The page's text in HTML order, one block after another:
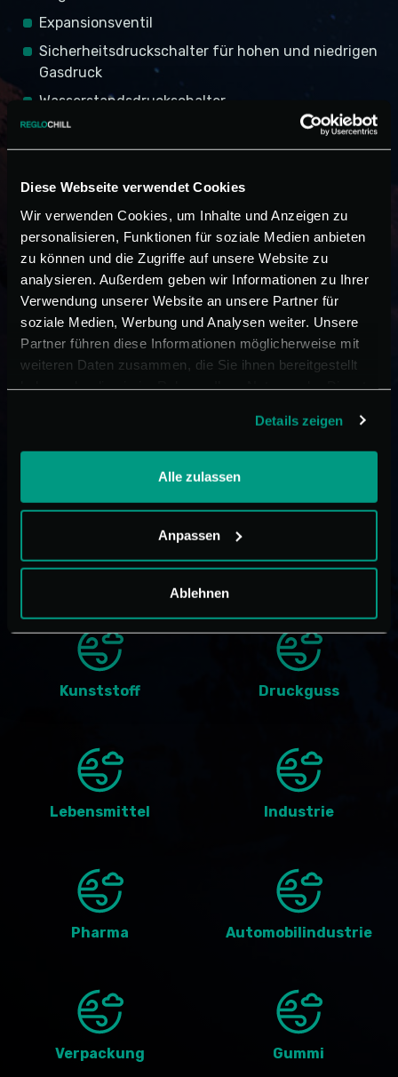
Diese Webseite verwendet Cookies
Wir verwenden Cookies, um Inhalte und Anzeigen zu
personalisieren, Funktionen für soziale Medien anbieten
zu können und die Zugriffe auf unsere Website zu
analysieren. Außerdem geben wir Informationen zu Ihrer
Verwendung unserer Website an unsere Partner für
soziale Medien, Werbung und Analysen weiter. Unsere
Partner führen diese Informationen möglicherweise mit
weiteren Daten zusammen, die Sie ihnen bereitgestellt
Details zeigen
Alle zulassen
Anpassen
Ablehnen
Expansionsventil
Sicherheitsdruckschalter für hohen und niedrigen
Gasdruck
Wasserstandsdruckschalter
Plattenverdampfer mit hocheffizienten
Kupferrohren für den Wasser-Gas-Austausch
Axialventilatoren oder alternativ
Einstellung der Lüftergeschwindigkeit zur
Feinabstimmung der Kondensation
Zentrifugal-Wasserumwälzpumpe (Ersatzpumpe
auf Anfrage erhältlich)
Manuelles oder alternativ automatisches
Proportional-Bypassventil, falls erforderlich
elektronischer Steuerung auf Mikroprozessorbasis
zur Einstellung und Anzeige der
Betriebstemperatur (auch als Remote-Version
Kunststoff Druckguss
Lebensmittel Industrie
Pharma Automobilindustrie
Verpackung Gummi